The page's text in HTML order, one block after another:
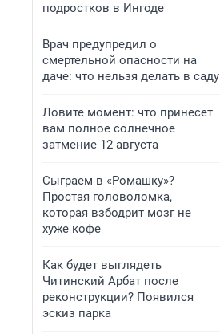
подростков в Ингоде
Врач предупредил о
смертельной опасности на
даче: что нельзя делать в саду
Ловите момент: что принесет
вам полное солнечное
затмение 12 августа
Сыграем в «Ромашку»?
Простая головоломка,
которая взбодрит мозг не
хуже кофе
Как будет выглядеть
Читинский Арбат после
реконструкции? Появился
эскиз парка